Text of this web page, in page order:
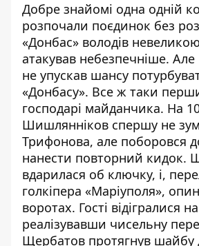
Добре знайомі одна одній
розпочали поєдинок без
«Донбас» володів
атакував небезпечніше.
не упускав шансу
«Донбасу». Все ж таки
господарі майданчика. На
Шишлянніков спершу не
Трифонова, але поборовся
нанести повторний кидок.
вдарилася об ключку, і,
голкіпера «Маріуполя»,
воротах. Гості відігралися
реалізувавши чисельну
Щербатов протягнув шайбу